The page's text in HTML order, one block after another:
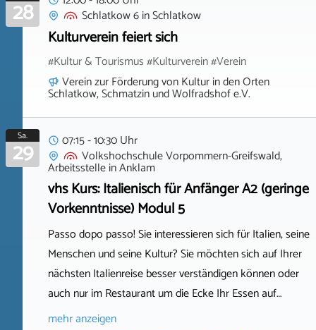
28
Schlatkow 6inSchlatkow
Kulturverein feiert sich
#Kultur & Tourismus #Kulturverein #Verein
Verein zur Förderung von Kultur in den Orten
Schlatkow, Schmatzin und Wolfradshof e.V.
Sa.
29
07:15 - 10:30 Uhr
Volkshochschule Vorpommern-Greifswald,
ArbeitsstelleinAnklam
vhs Kurs: Italienisch für Anfänger A2 (geringe
Vorkenntnisse) Modul 5
Passo dopo passo! Sie interessieren sich für Italien, seine
Menschen und seine Kultur? Sie möchten sich auf Ihrer
nächsten Italienreise besser verständigen können oder
auch nur im Restaurant um die Ecke Ihr Essen auf…
mehr anzeigen